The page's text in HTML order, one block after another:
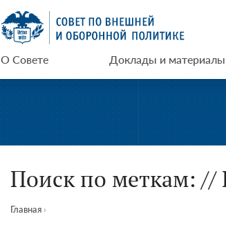
СВОП
О Совете Доклады и материалы
Поиск по меткам: //
Главная ›